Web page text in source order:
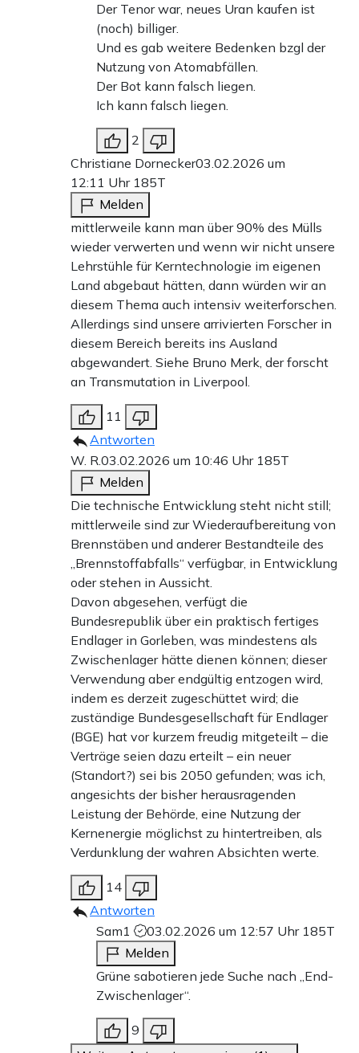
Der Tenor war, neues Uran kaufen ist
(noch) billiger.
Und es gab weitere Bedenken bzgl der
Nutzung von Atomabfällen.
Der Bot kann falsch liegen.
Ich kann falsch liegen.
2
Christiane Dornecker03.02.2026 um
12:11 Uhr 185T
Melden
mittlerweile kann man über 90% des Mülls
wieder verwerten und wenn wir nicht unsere
Lehrstühle für Kerntechnologie im eigenen
Land abgebaut hätten, dann würden wir an
diesem Thema auch intensiv weiterforschen.
Allerdings sind unsere arrivierten Forscher in
diesem Bereich bereits ins Ausland
abgewandert. Siehe Bruno Merk, der forscht
an Transmutation in Liverpool.
11
Antworten
W. R.03.02.2026 um 10:46 Uhr 185T
Melden
Die technische Entwicklung steht nicht still;
mittlerweile sind zur Wiederaufbereitung von
Brennstäben und anderer Bestandteile des
„Brennstoffabfalls“ verfügbar, in Entwicklung
oder stehen in Aussicht.
Davon abgesehen, verfügt die
Bundesrepublik über ein praktisch fertiges
Endlager in Gorleben, was mindestens als
Zwischenlager hätte dienen können; dieser
Verwendung aber endgültig entzogen wird,
indem es derzeit zugeschüttet wird; die
zuständige Bundesgesellschaft für Endlager
(BGE) hat vor kurzem freudig mitgeteilt – die
Verträge seien dazu erteilt – ein neuer
(Standort?) sei bis 2050 gefunden; was ich,
angesichts der bisher herausragenden
Leistung der Behörde, eine Nutzung der
Kernenergie möglichst zu hintertreiben, als
Verdunklung der wahren Absichten werte.
14
Antworten
Sam1
03.02.2026 um 12:57 Uhr 185T
Melden
Grüne sabotieren jede Suche nach „End-
Zwischenlager“.
9